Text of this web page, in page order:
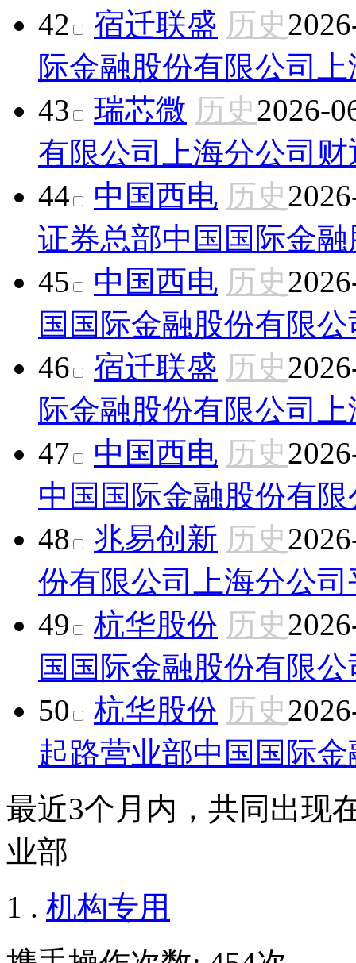
42
宿迁联盛 历史
际金融股份有限公司
43
瑞芯微 历史2026-
有限公司上海分公司
44
中国西电 历史
证券总部中国国际金
45
中国西电 历史
国国际金融股份有限
46
宿迁联盛 历史
际金融股份有限公司
47
中国西电 历史
中国国际金融股份有
48
兆易创新 历史
份有限公司上海分公司
49
杭华股份 历史
国国际金融股份有限
50
杭华股份 历史
起路营业部中国国际
最近3个月内，共同出现
业部
1 . 机构专用